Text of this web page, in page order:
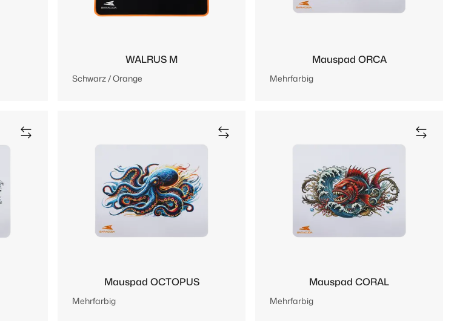
WALRUS M
Schwarz / Orange
Mauspad ORCA
Mehrfarbig
Mauspad OCTOPUS
Mehrfarbig
Mauspad CORAL
Mehrfarbig